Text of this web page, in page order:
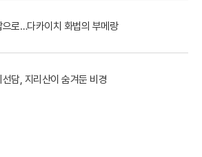
으로…다카이치 화법의 부메랑
담, 지리산이 숨겨둔 비경